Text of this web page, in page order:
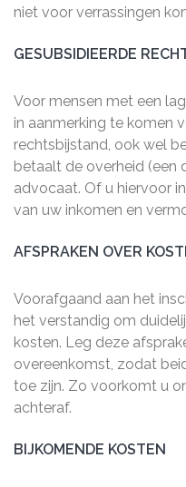
niet voor verrassingen
GESUBSIDIEERDE
Voor mensen met een
in aanmerking te komen
rechtsbijstand, ook wel
betaalt de overheid (een
advocaat. Of u hiervoor
van uw inkomen en
AFSPRAKEN OVER
Voorafgaand aan het
het verstandig om
kosten. Leg deze
overeenkomst, zodat
toe zijn. Zo voorkomt u
achteraf.
BIJKOMENDE KOSTEN